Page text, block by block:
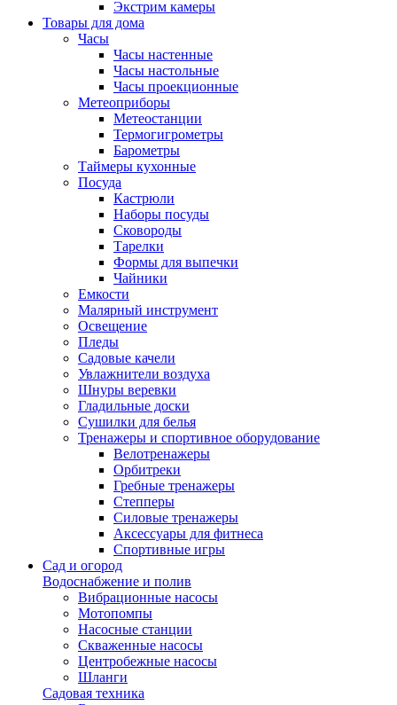
Экстрим камеры
Товары для дома
Часы
Часы настенные
Часы настольные
Часы проекционные
Метеоприборы
Метеостанции
Термогигрометры
Барометры
Таймеры кухонные
Посуда
Кастрюли
Наборы посуды
Сковороды
Тарелки
Формы для выпечки
Чайники
Емкости
Малярный инструмент
Освещение
Пледы
Садовые качели
Увлажнители воздуха
Шнуры веревки
Гладильные доски
Сушилки для белья
Тренажеры и спортивное оборудование
Велотренажеры
Орбитреки
Гребные тренажеры
Степперы
Силовые тренажеры
Аксессуары для фитнеса
Спортивные игры
Сад и огород
Водоснабжение и полив
Вибрационные насосы
Мотопомпы
Насосные станции
Скваженные насосы
Центробежные насосы
Шланги
Садовая техника